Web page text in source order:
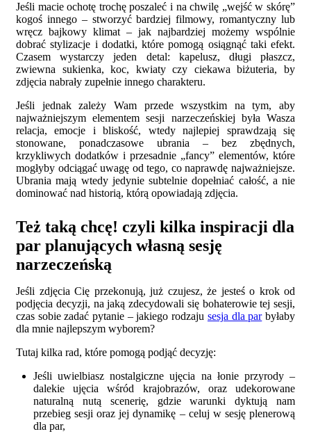
Jeśli macie ochotę trochę poszaleć i na chwilę „wejść w skórę”
kogoś innego – stworzyć bardziej filmowy, romantyczny lub
wręcz bajkowy klimat – jak najbardziej możemy wspólnie
dobrać stylizacje i dodatki, które pomogą osiągnąć taki efekt.
Czasem wystarczy jeden detal: kapelusz, długi płaszcz,
zwiewna sukienka, koc, kwiaty czy ciekawa biżuteria, by
zdjęcia nabrały zupełnie innego charakteru.
Jeśli jednak zależy Wam przede wszystkim na tym, aby
najważniejszym elementem sesji narzeczeńskiej była Wasza
relacja, emocje i bliskość, wtedy najlepiej sprawdzają się
stonowane, ponadczasowe ubrania – bez zbędnych,
krzykliwych dodatków i przesadnie „fancy” elementów, które
mogłyby odciągać uwagę od tego, co naprawdę najważniejsze.
Ubrania mają wtedy jedynie subtelnie dopełniać całość, a nie
dominować nad historią, którą opowiadają zdjęcia.
Też taką chcę! czyli kilka inspiracji dla
par planujących własną sesję
narzeczeńską
Jeśli zdjęcia Cię przekonują, już czujesz, że jesteś o krok od
podjęcia decyzji, na jaką zdecydowali się bohaterowie tej sesji,
czas sobie zadać pytanie – jakiego rodzaju sesja dla parbyłaby
dla mnie najlepszym wyborem?
Tutaj kilka rad, które pomogą podjąć decyzję:
Jeśli uwielbiasz nostalgiczne ujęcia na łonie przyrody –
dalekie ujęcia wśród krajobrazów, oraz udekorowane
naturalną nutą scenerię, gdzie warunki dyktują nam
przebieg sesji oraz jej dynamikę – celuj w sesję plenerową
dla par,